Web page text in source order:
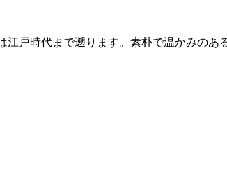
戸時代まで遡ります。素朴で温かみの